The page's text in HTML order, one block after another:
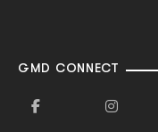
GMD CONNECT